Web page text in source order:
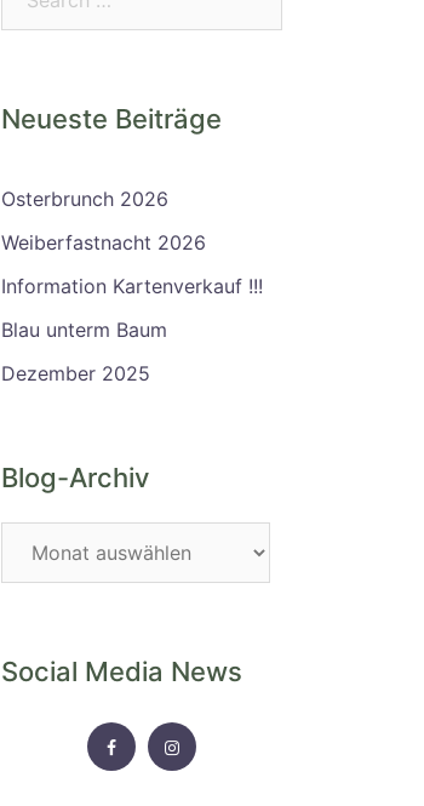
Neueste Beiträge
Osterbrunch 2026
Weiberfastnacht 2026
Information Kartenverkauf !!!
Blau unterm Baum
Dezember 2025
Blog-Archiv
Social Media News
FACEBOOKINSTAGRAM